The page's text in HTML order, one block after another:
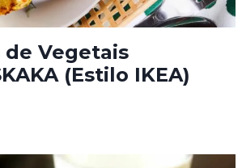
Vegetais
(Estilo IKEA)